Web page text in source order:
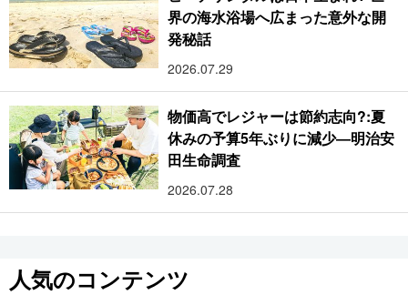
界の海水浴場へ広まった意外な開
発秘話
2026.07.29
物価高でレジャーは節約志向?:夏
休みの予算5年ぶりに減少―明治安
田生命調査
2026.07.28
人気のコンテンツ